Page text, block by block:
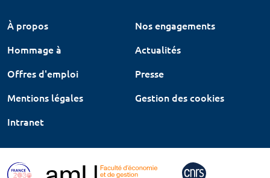
À propos
Nos engagements
Hommage à
Actualités
Offres d'emploi
Presse
Mentions légales
Gestion des cookies
Intranet